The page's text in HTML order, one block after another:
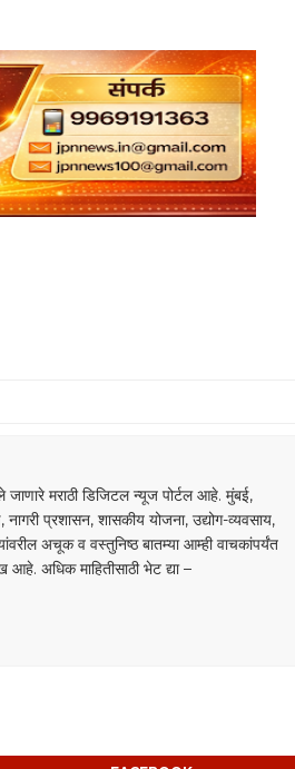
मराठी डिजिटल न्यूज पोर्टल आहे. मुंबई,
प्रशासन, शासकीय योजना, उद्योग-व्यवसाय,
अचूक व वस्तुनिष्ठ बातम्या आम्ही वाचकांपर्यंत
आहे. अधिक माहितीसाठी भेट द्या –